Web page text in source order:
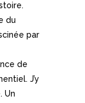
du
par
de
J’y
Un